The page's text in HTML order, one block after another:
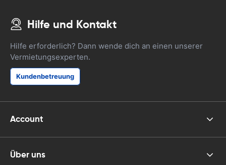
Hilfe und Kontakt
Hilfe erforderlich? Dann wende dich an einen unserer
Vermietungsexperten.
Kundenbetreuung
Account
Über uns